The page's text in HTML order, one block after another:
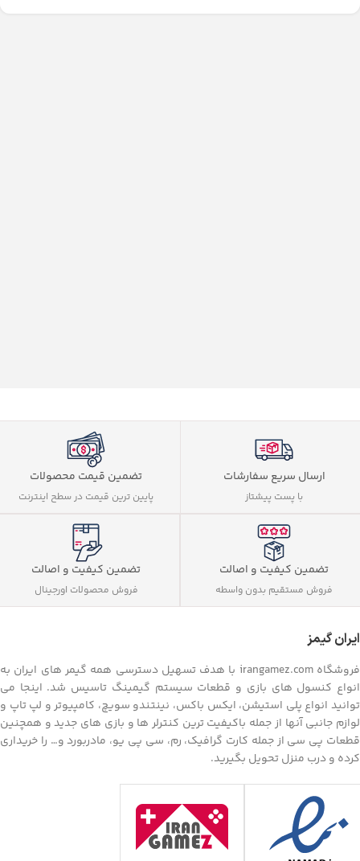
ارسال سریع سفارشات
با پست پیشتاز
تضمین قیمت محصولات
پایین ترین قیمت در سطح اینترنت
تضمین کیفیت و اصالت
فروش مستقیم بدون واسطه
تضمین کیفیت و اصالت
فروش محصولات اورجینال
ایران گیمز
فروشگاه irangamez.com با هدف تسهیل دسترسی همه گیمر های ایران به
انواع کنسول های بازی و قطعات سیستم گیمینگ تاسیس شد. اینجا می
توانید انواع پلی استیشن، ایکس باکس، نینتندو سویچ، کامپیوتر و لپ تاپ و
لوازم جانبی آنها از جمله باکیفیت ترین کنترلر ها و بازی های جدید و همچنین
قطعات پی سی از جمله کارت گرافیک، رم، سی پی یو، مادربورد و… را خریداری
کرده و درب منزل تحویل بگیرید.